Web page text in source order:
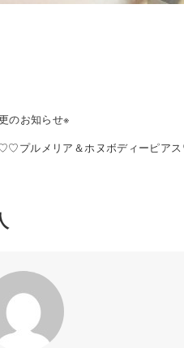
のお知らせ※
プルメリア＆ホヌボディーピ